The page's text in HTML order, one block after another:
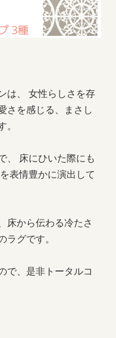
は、 女性らしさを存
さを感じる、まさし
。
、 床にひいた際にも
表情豊かに演出して
床から伝わる冷たさ
ラグです。
で、是非トータルコ